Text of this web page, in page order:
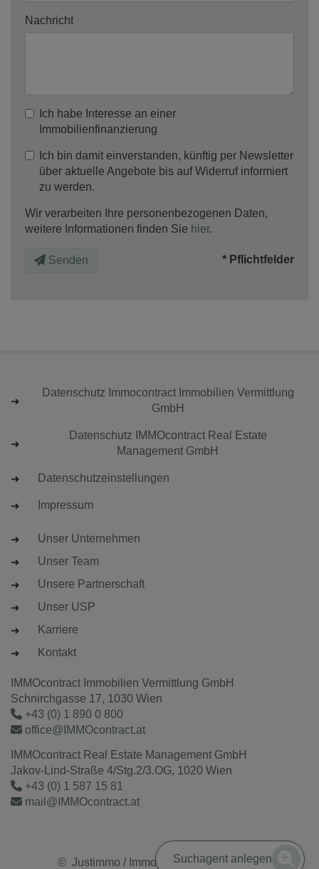
Nachricht
Ich habe Interesse an einer
Immobilienfinanzierung
Ich bin damit einverstanden, künftig per Newsletter
über aktuelle Angebote bis auf Widerruf informiert
zu werden.
Wir verarbeiten Ihre personenbezogenen Daten,
weitere Informationen finden Sie hier.
Senden * Pflichtfelder
Datenschutz Immocontract Immobilien Vermittlung
GmbH
Datenschutz IMMOcontract Real Estate
Management GmbH
Datenschutzeinstellungen
Impressum
Unser Unternehmen
Unser Team
Unsere Partnerschaft
Unser USP
Karriere
Kontakt
IMMOcontract Immobilien Vermittlung GmbH
Schnirchgasse 17, 1030 Wien
+43 (0) 1 890 0 800
office@IMMOcontract.at
IMMOcontract Real Estate Management GmbH
Jakov-Lind-Straße 4/Stg.2/3.OG, 1020 Wien
+43 (0) 1 587 15 81
mail@IMMOcontract.at
© Justimmo / Immobilienmaklersoftware
Suchagent anlegen